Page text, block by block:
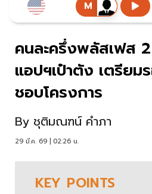
คนละครึ่งพลัสเฟส
แอปฯเป๋าตัง เตรียม
ชอบโครงการ
By ชุติมณฑน์ คำภา
29 มี.ค. 69 | 02:26 น.
KEY POINTS